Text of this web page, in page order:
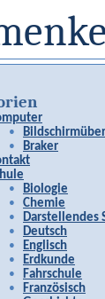
Braker
Biologie
Chemie
Darstellendes
Deutsch
Englisch
Erdkunde
Fahrschule
Französisch